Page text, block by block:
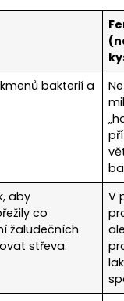
bakterií a
aby
co
žaludečních
střeva.
V